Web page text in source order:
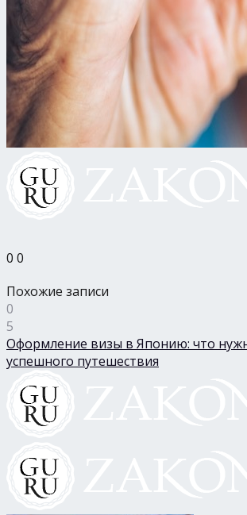
0 0
Похожие записи
0
5
Оформление визы в Японию: что
успешного путешествия